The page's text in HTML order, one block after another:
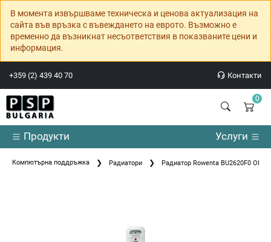
В момента извършваме техническа и ценова актуализация на
сайта във връзка с въвеждането на еврото. Възможно е
временно да възникнат несъответствия в показваните цени и
информация.
+359 (2) 439 40 70 Контакти
0
Продукти Услуги
Компютърна поддръжка Радиатори Радиатор Rowenta BU2620F0 OIL